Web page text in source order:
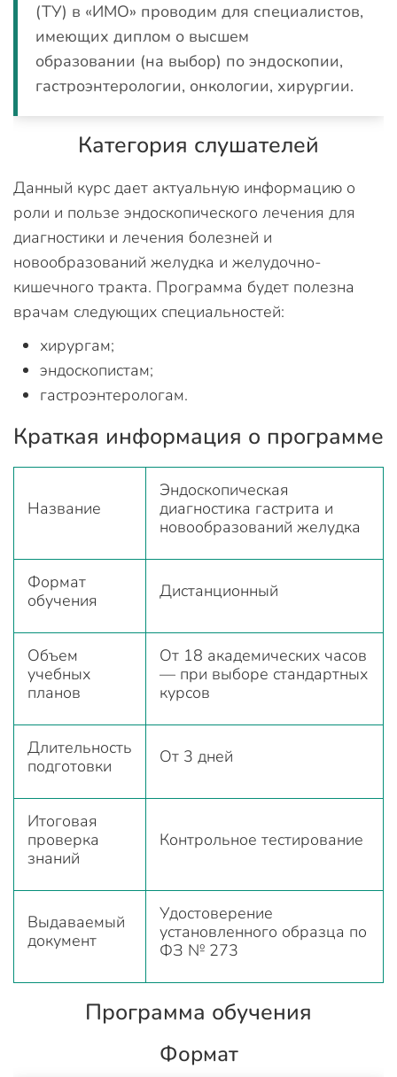
(ТУ) в «ИМО» проводим для специалистов,
имеющих диплом о высшем
образовании (на выбор) по эндоскопии,
гастроэнтерологии, онкологии, хирургии.
Категория слушателей
Данный курс дает актуальную информацию о
роли и пользе эндоскопического лечения для
диагностики и лечения болезней и
новообразований желудка и желудочно-
кишечного тракта. Программа будет полезна
врачам следующих специальностей:
хирургам;
эндоскопистам;
гастроэнтерологам.
Краткая информация о программе
Название
Эндоскопическая
диагностика гастрита и
новообразований желудка
Формат
обучения
Дистанционный
Объем
учебных
планов
От 18 академических часов
— при выборе стандартных
курсов
Длительность
подготовки
От 3 дней
Итоговая
проверка
знаний
Контрольное тестирование
Выдаваемый
документ
Удостоверение
установленного образца по
ФЗ № 273
Программа обучения
Формат